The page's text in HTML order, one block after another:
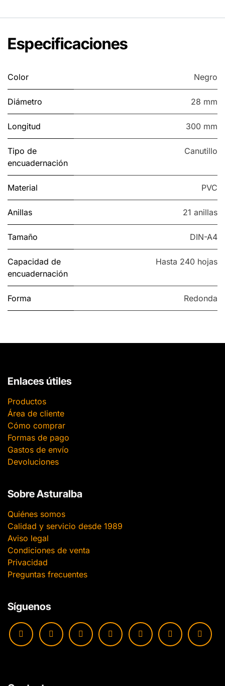
Especificaciones
Color Negro
Diámetro 28 mm
Longitud 300 mm
Tipo de
encuadernación
Canutillo
Material PVC
Anillas 21 anillas
Tamaño DIN-A4
Capacidad de
encuadernación
Hasta 240 hojas
Forma Redonda
Enlaces útiles
Productos
Área de cliente
Cómo comprar
Formas de pago
Gastos de envío
Devoluciones
Sobre Asturalba
Quiénes somos
Calidad y servicio desde 1989
Aviso legal
Condiciones de venta
Privacidad
Preguntas frecuentes
Síguenos